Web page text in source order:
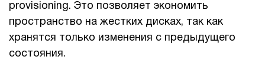
provisioning. Это позволяет экономить
пространство на жестких дисках, так как
хранятся только изменения с предыдущего
состояния.